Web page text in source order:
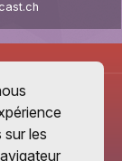
les